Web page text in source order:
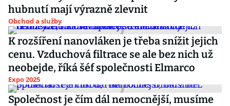
hubnutí mají výrazně zlevnit
Obchod a služby
K rozšíření nanovláken je třeba snížit jejich
cenu. Vzduchová filtrace se ale bez nich už
neobejde, říká šéf společnosti Elmarco
Expo 2025
Společnost je čím dál nemocnější, musíme